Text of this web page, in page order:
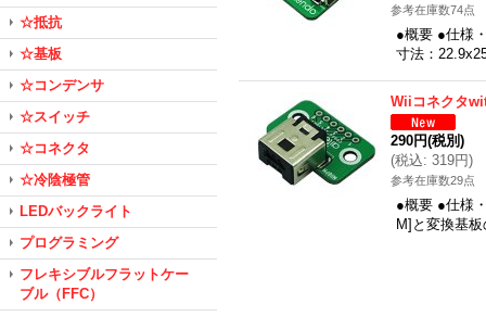
☆抵抗
☆基板
☆コンデンサ
☆スイッチ
☆コネクタ
☆冷陰極管
LEDバックライト
プログラミング
フレキシブルフラットケー
ブル（FFC）
参考在庫数74点
●概要 ●仕様
寸法：
Wiiコネクタ
290円(税別)
(税込: 319円)
参考在庫数29点
●概要 ●仕様
M]と変換基